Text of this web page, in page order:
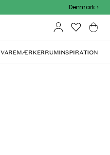
Denmark
VAREMÆRKERRUMINSPIRATION